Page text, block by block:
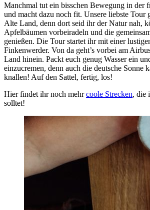
Manchmal tut ein bisschen Bewegung in der
und macht dazu noch fit. Unsere liebste Tour
Alte Land, denn dort seid ihr der Natur nah,
Apfelbäumen vorbeiradeln und die
genießen. Die Tour startet ihr mit einer
Finkenwerder. Von da geht’s vorbei am
Land hinein. Packt euch genug Wasser ein
einzucremen, denn auch die deutsche Sonne
knallen! Auf den Sattel, fertig, los!
Hier findet ihr noch mehrcoole Strecken, die
solltet!